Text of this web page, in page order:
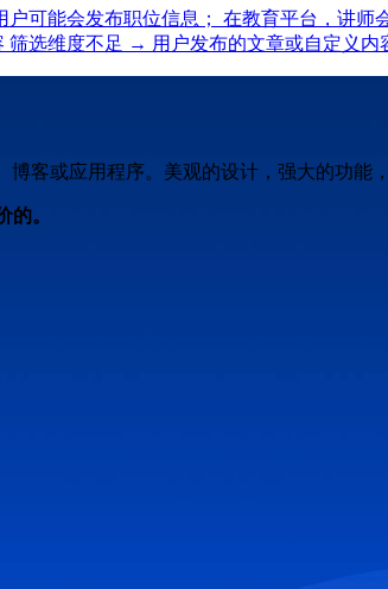
可能会发布职位信息； 在教育平台，讲
筛选维度不足 → 用户发布的文章或自定义
博客或应用程序。美观的设计，强大的功能
的。